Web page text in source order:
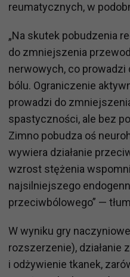
reumatycznych, w
„Na skutek pobudzenia
do zmniejszenia
nerwowych, co prowadzi
bólu. Ograniczenie
prowadzi do
spastyczności, ale bez
Zimno pobudza oś
wywiera działanie
wzrost stężenia
najsilniejszego
przeciwbólowego” —
W wyniku gry
rozszerzenie), działanie
i odżywienie tkanek,